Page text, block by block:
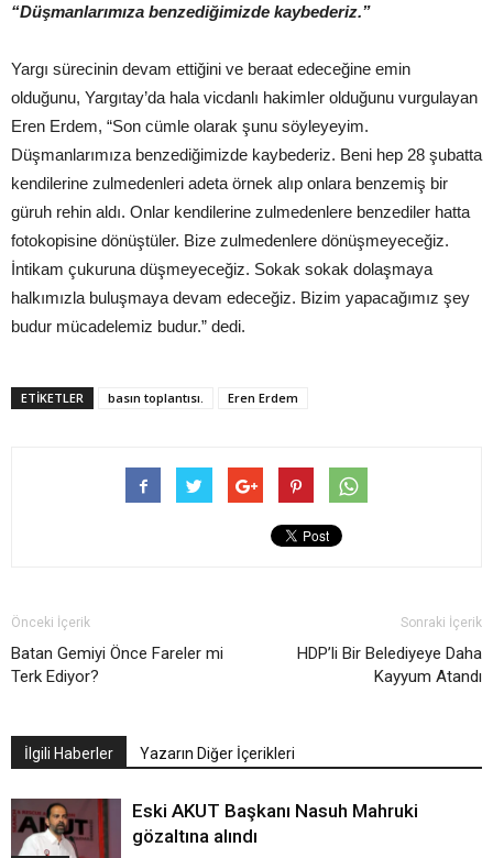
“Düşmanlarımıza benzediğimizde kaybederiz.”
Yargı sürecinin devam ettiğini ve beraat edeceğine emin
olduğunu, Yargıtay’da hala vicdanlı hakimler olduğunu vurgulayan
Eren Erdem, “Son cümle olarak şunu söyleyeyim.
Düşmanlarımıza benzediğimizde kaybederiz. Beni hep 28 şubatta
kendilerine zulmedenleri adeta örnek alıp onlara benzemiş bir
güruh rehin aldı. Onlar kendilerine zulmedenlere benzediler hatta
fotokopisine dönüştüler. Bize zulmedenlere dönüşmeyeceğiz.
İntikam çukuruna düşmeyeceğiz. Sokak sokak dolaşmaya
halkımızla buluşmaya devam edeceğiz. Bizim yapacağımız şey
budur mücadelemiz budur.” dedi.
ETIKETLER basın toplantısı. Eren Erdem
Önceki İçerik
Batan Gemiyi Önce Fareler mi
Terk Ediyor?
Sonraki İçerik
HDP’li Bir Belediyeye Daha
Kayyum Atandı
İlgili Haberler Yazarın Diğer İçerikleri
Eski AKUT Başkanı Nasuh Mahruki
gözaltına alındı